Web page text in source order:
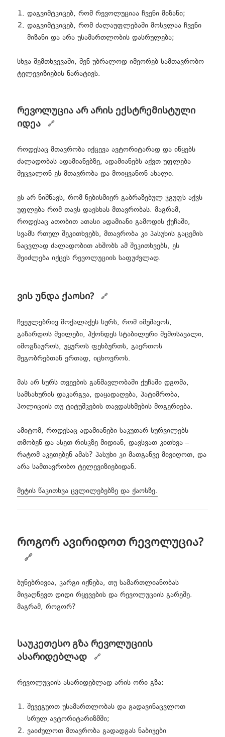
დაგვიმტკიცებ, რომ რევოლუციაა ჩვენი მიზანი;
დაგვიმტკიცებ, რომ ძალაუფლებაში მოსვლაა ჩვენი
მიზანი და არა უსამართლობის დასრულება;
სხვა შემთხვევაში, შენ უბრალოდ იმეორებ სამთავრობო
ტელევიზიების ნარატივს.
რევოლუცია არ არის ექსტრემისტული
იდეა
როდესაც მთავრობა იქცევა ავტორიტარად და იწყებს
ძალადობას ადამიანებზე, ადამიანებს აქვთ უფლება
შეცვალონ ეს მთავრობა და მოიყვანონ ახალი.
ეს არ ნიშნავს, რომ ნებისმიერ გაბრაზებულ ჯგუფს აქვს
უფლება რომ თავს დაესხას მთავრობას. მაგრამ,
როდესაც ათობით ათასი ადამიანი გამოდის ქუჩაში,
სვამს რთულ შეკითხვებს, მთავრობა კი პასუხის გაცემის
ნაცვლად ძალადობით ახშობს ამ შეკითხვებს, ეს
შეიძლება იქცეს რევოლუციის საფუძვლად.
ვის უნდა ქაოსი?
ჩვეულებრივ მოქალაქეს სურს, რომ იმუშავოს,
გაზარდოს შვილები, ჰქონდეს სტაბილური შემოსავალი,
იმოგზაუროს, უყუროს ფეხბურთს, გაერთოს
მეგობრებთან ერთად, იცხოვროს.
მას არ სურს თვეების განმავლობაში ქუჩაში დგომა,
სამსახურის დაკარგვა, დაყადაღება, პატიმრობა,
პოლიციის თუ ტიტუშკების თავდასხმების მოგერიება.
ამიტომ, როდესაც ადამიანები საკუთარ სურვილებს
თმობენ და ასეთ რისკზე მიდიან, დავსვათ კითხვა –
რატომ აკეთებენ ამას? პასუხი კი მათგანვე მივიღოთ, და
არა სამთავრობო ტელევიზიებიდან.
მეტის წაკითხვა ცვლილებებზე და ქაოსზე.
როგორ ავირიდოთ რევოლუცია?
ბუნებრივია, კარგი იქნება, თუ სამართლიანობას
მივაღწევთ დიდი რყევების და რევოლუციის გარეშე.
მაგრამ, როგორ?
საუკეთესო გზა რევოლუციის
ასარიდებლად
რევოლუციის ასარიდებლად არის ორი გზა:
შევეგუოთ უსამართლობას და გადავინაცვლოთ
სრულ ავტორიტარიზმში;
ვაიძულოთ მთავრობა გადადგას ნაბიჯები